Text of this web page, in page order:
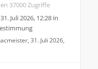
37000 Zugriffe
31. Juli 2026, 12:28 in
, 31. Juli 2026,